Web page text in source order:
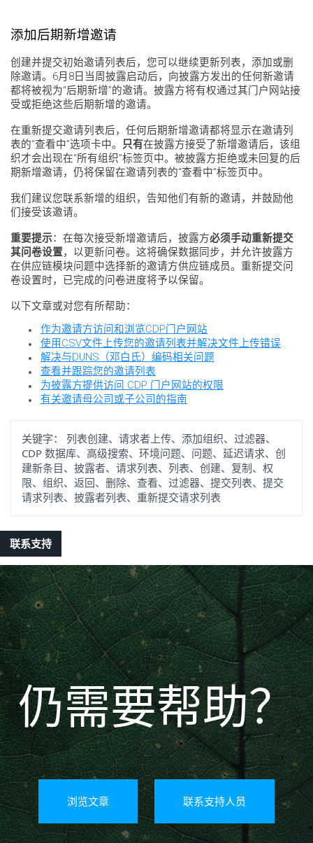
添加后期新增邀请
创建并提交初始邀请列表后，您可以继续更新列表，添加或删
除邀请。6月8日当周披露启动后，向披露方发出的任何新邀请
都将被视为“后期新增”的邀请。披露方将有权通过其门户网站接
受或拒绝这些后期新增的邀请。
在重新提交邀请列表后，任何后期新增邀请都将显示在邀请列
表的“查看中”选项卡中。
只有在披露方接受了新增邀请后，该组
织才会出现在“所有组织”标签页中。被披露方拒绝或未回复的后
期新增邀请，仍将保留在邀请列表的“查看中”标签页中。
我们建议您联系新增的组织，告知他们有新的邀请，并鼓励他
们接受该邀请。
重要提示：在每次接受新增邀请后，披露方必须手动重新提交
其问卷设置，以更新问卷。这将确保数据同步，并允许披露方
在供应链模块问题中选择新的邀请方供应链成员。重新提交问
卷设置时，已完成的问卷进度将予以保留。
以下文章或对您有所帮助：
作为邀请方访问和浏览CDP门户网站
使用CSV文件上传您的邀请列表并解决文件上传错误
解决与DUNS（邓白氏）编码相关问题
查看并跟踪您的邀请列表
为披露方提供访问 CDP 门户网站的权限
有关邀请母公司或子公司的指南
关键字：
列表创建、请求者上传、添加组织、过滤器、
CDP 数据库、高级搜索、环境问题、问题、延迟请求、创
建新条目、披露者、请求列表、列表、创建、复制、权
限、组织、返回、删除、查看、过滤器、提交列表、提交
请求列表、披露者列表、重新提交请求列表
联系支持
仍需要帮助？
浏览文章 联系支持人员